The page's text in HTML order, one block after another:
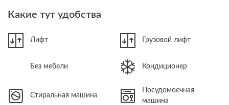
Какие тут удобства
Лифт Грузовой лифт
Без мебели Кондиционер
Стиральная машина
Посудомоечная
машина